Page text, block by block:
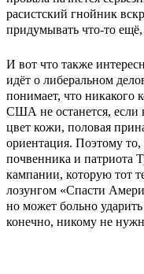
расистский гнойник
придумывать что-то ещё,
И вот что также
идёт о либеральном
понимает, что никакого
США не останется, если
цвет кожи, половая
ориентация. Поэтому то,
почвенника и патриота
кампании, которую тот
лозунгом «Спасти
но может больно
конечно, никому не